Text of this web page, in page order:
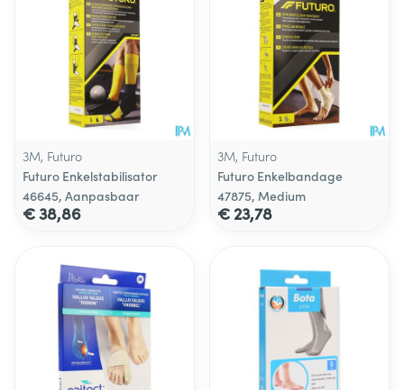
3M, Futuro
Futuro Enkelstabilisator
46645, Aanpasbaar
€ 38,86
3M, Futuro
Futuro Enkelbandage
47875, Medium
€ 23,78